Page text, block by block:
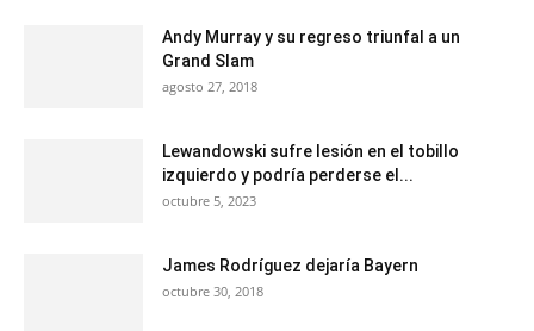
Andy Murray y su regreso triunfal a un
Grand Slam
agosto 27, 2018
Lewandowski sufre lesión en el tobillo
izquierdo y podría perderse el...
octubre 5, 2023
James Rodríguez dejaría Bayern
octubre 30, 2018